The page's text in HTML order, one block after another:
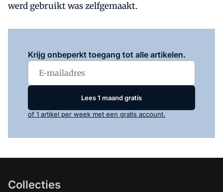
werd gebruikt was zelfgemaakt.
Krijg onbeperkt toegang tot alle artikelen.
Lees 1 maand gratis
of 1 artikel per week met een gratis account.
Collecties